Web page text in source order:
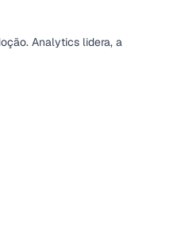
Analytics lidera, a